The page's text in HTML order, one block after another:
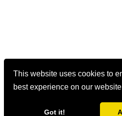
This website uses cookies to
best experience on our
Got it!